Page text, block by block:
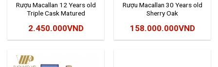
Rượu Macallan 12 Years old
Triple Cask Matured
2.450.000VND
Rượu Macallan 30 Years old
Sherry Oak
158.000.000VND